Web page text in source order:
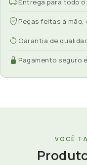
Entrega para todo o
Peças feitas à
Garantia de
Pagamento seguro
VOCÊ